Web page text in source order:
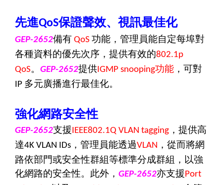
先進QoS保證聲效、視訊最佳化
GEP-2652備有 QoS 功能，管理員能自定每埠對
各種資料的優先次序，提供有效的802.1p
QoS。 GEP-2652提供 IGMP snooping功能 ，可對
IP 多元廣播進行最佳化。
強化網路安全性
GEP-2652支援 IEEE802.1Q VLAN tagging ， 提供高
達4K VLAN IDs ， 管理員能透過VLAN ，從而將網
路依部門或安全性群組等標準分成群組，以強
化網路的安全性。此外， GEP-2652亦支援 Port